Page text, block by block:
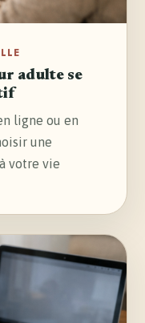
adulte se
ligne ou en
une
votre vie